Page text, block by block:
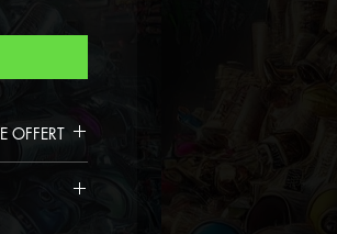
OFFERT
plus de